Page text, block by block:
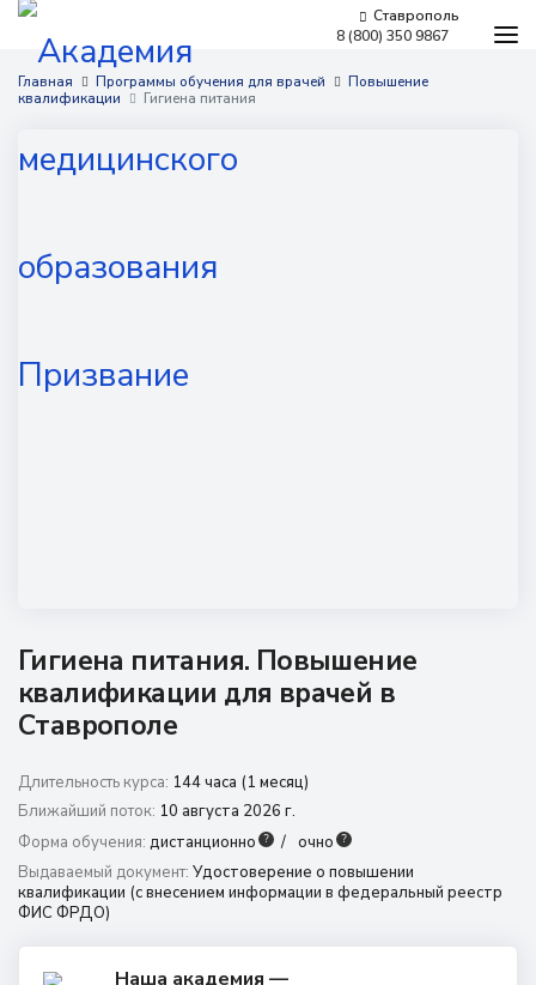
8 (800) 350 9867
Ставрополь
Программы обучения
Условия обучения
Для работодателей
Сведения об образовательной организации
Перейти на портал дистанционного обучения
Главная Программы обучения для врачей
Повышение
квалификации
Гигиена питания
Гигиена питания. Повышение
квалификации для врачей в
Ставрополе
Длительность курса: 144 часа (1 месяц)
Ближайший поток: 10 августа 2026 г.
Форма обучения: дистанционно ? очно ?
Выдаваемый документ: Удостоверение о повышении
квалификации (с внесением информации в федеральный реестр
ФИС ФРДО)
Наша академия —